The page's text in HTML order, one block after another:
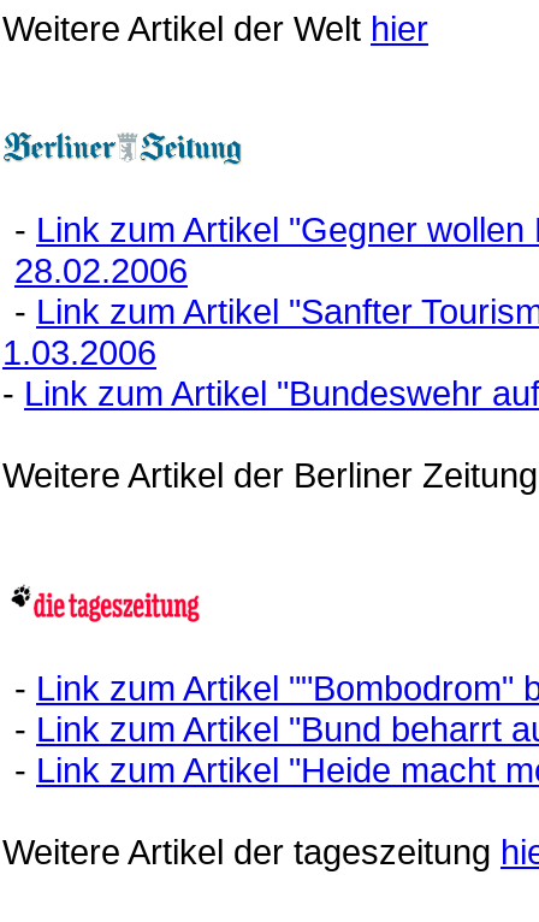
Weitere Artikel der Welt hier
- Link zum Artikel "Gegner
28.02.2006
- Link zum Artikel "Sanfter
1.03.2006
- Link zum Artikel "Bundeswehr
Weitere Artikel der Berliner
- Link zum Artikel ""Bombodrom"
- Link zum Artikel "Bund beharrt
- Link zum Artikel "Heide macht
Weitere Artikel der tageszeitung